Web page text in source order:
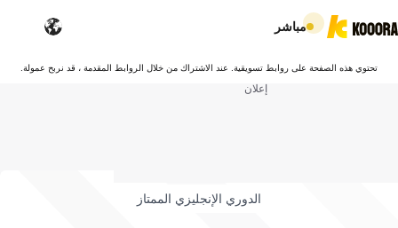
مباشر
تحتوي هذه الصفحة على روابط تسويقية. عند الاشتراك من خلال الروابط المقدمة ، قد نربح عمولة.
إعلان
الدوري الإنجليزي الممتاز